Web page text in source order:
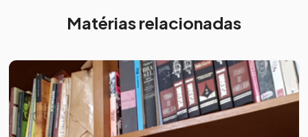
Matérias relacionadas